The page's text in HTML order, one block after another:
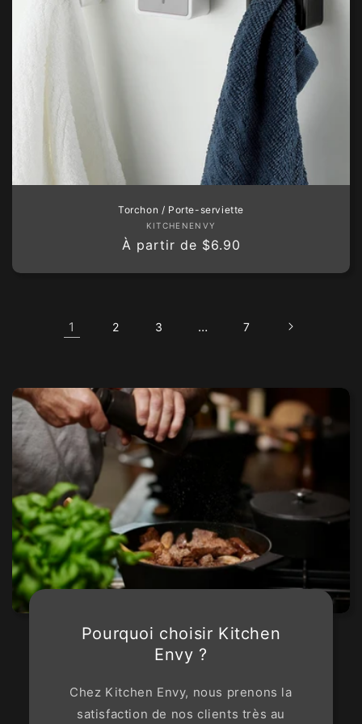
Torchon / Porte-serviette
Fournisseur :
KITCHENENVY
Prix
À partir de $6.90
1 2 3 … 7
Pourquoi choisir Kitchen
Envy ?
Chez Kitchen Envy, nous prenons la
satisfaction de nos clients très au